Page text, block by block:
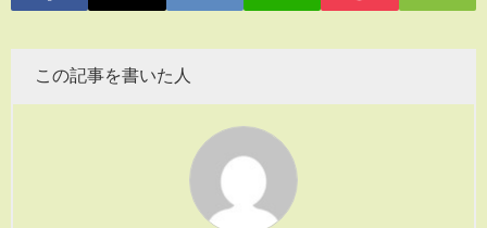
この記事を書いた人